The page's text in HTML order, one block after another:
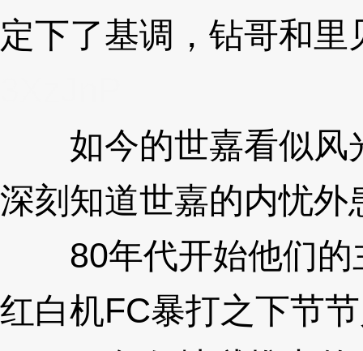
定下了基调，钻哥和
如今的世嘉看似风
深刻知道世嘉的内忧外
80年代开始他们的
红白机FC暴打之下节